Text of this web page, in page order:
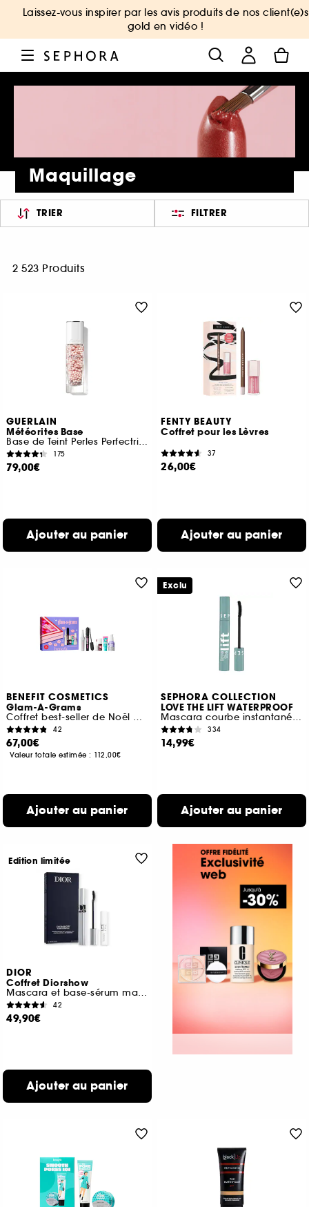
Laissez-vous inspirer par les avis produits de nos client(e)s
gold en vidéo !
Maquillage
TRIER FILTRER
2 523 Produits
GUERLAIN
Météorites Base
Base de Teint Perles Perfectrices Anti-Terne
175
79,00€
Ajouter au panier
FENTY BEAUTY
Coffret pour les Lèvres
37
26,00€
Ajouter au panier
BENEFIT COSMETICS
Glam-A-Grams
Coffret best-seller de Noël maquillage et soins
42
67,00€
Valeur totale estimée : 112,00€
Ajouter au panier
SEPHORA COLLECTION
LOVE THE LIFT WATERPROOF
Mascara courbe instantanée et volume lifté
334
14,99€
Ajouter au panier
Exclu
DIOR
Coffret Diorshow
Mascara et base-sérum mascara volume et courbe
42
49,90€
Ajouter au panier
Edition limitée